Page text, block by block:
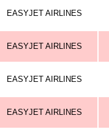
EASYJET AIRLINES
EASYJET AIRLINES
EASYJET AIRLINES
EASYJET AIRLINES